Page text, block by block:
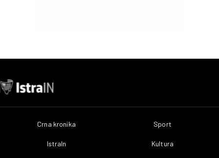
Crna kronika
IstraIn
Sport
Kultura